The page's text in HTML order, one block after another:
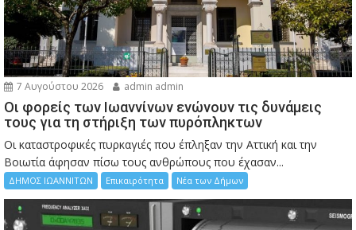
7 Αυγούστου 2026 admin admin
Οι φορείς των Ιωαννίνων ενώνουν τις δυνάμεις
τους για τη στήριξη των πυρόπληκτων
Οι καταστροφικές πυρκαγιές που έπληξαν την Αττική και την
Bοιωτία άφησαν πίσω τους ανθρώπους που έχασαν...
ΔΗΜΟΣ ΙΩΑΝΝΙΤΩΝ Επικαιρότητα Νέα των Δήμων